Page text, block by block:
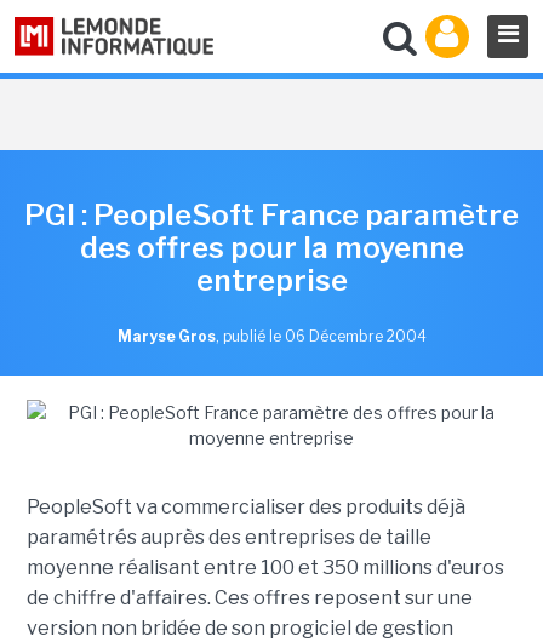
PGI : PeopleSoft France paramètre
des offres pour la moyenne
entreprise
Maryse Gros, publié le 06 Décembre 2004
PeopleSoft va commercialiser des produits déjà
paramétrés auprès des entreprises de taille
moyenne réalisant entre 100 et 350 millions d'euros
de chiffre d'affaires. Ces offres reposent sur une
version non bridée de son progiciel de gestion